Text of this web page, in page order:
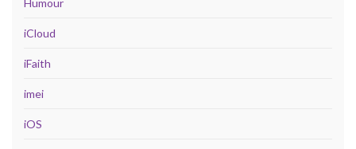
Humour
iCloud
iFaith
imei
iOS